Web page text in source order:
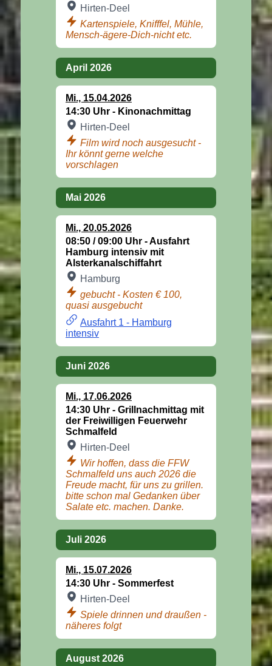
Hirten-Deel
Kartenspiele, Knifffel, Mühle,
Mensch-ägere-Dich-nicht etc.
April 2026
Mi., 15.04.2026
14:30 Uhr - Kinonachmittag
Hirten-Deel
Film wird noch ausgesucht -
Ihr könnt gerne welche
vorschlagen
Mai 2026
Mi., 20.05.2026
08:50 / 09:00 Uhr -Ausfahrt
Hamburg intensiv mit
Alsterkanalschiffahrt
Hamburg
gebucht - Kosten € 100,
quasi ausgebucht
Ausfahrt 1 - Hamburg
intensiv
Juni 2026
Mi., 17.06.2026
14:30 Uhr - Grillnachmittag mit
der Freiwilligen Feuerwehr
Schmalfeld
Hirten-Deel
Wir hoffen, dass die FFW
Schmalfeld uns auch 2026 die
Freude macht, für uns zu grillen.
bitte schon mal Gedanken über
Salate etc. machen. Danke.
Juli 2026
Mi., 15.07.2026
14:30 Uhr - Sommerfest
Hirten-Deel
Spiele drinnen und draußen -
näheres folgt
August 2026